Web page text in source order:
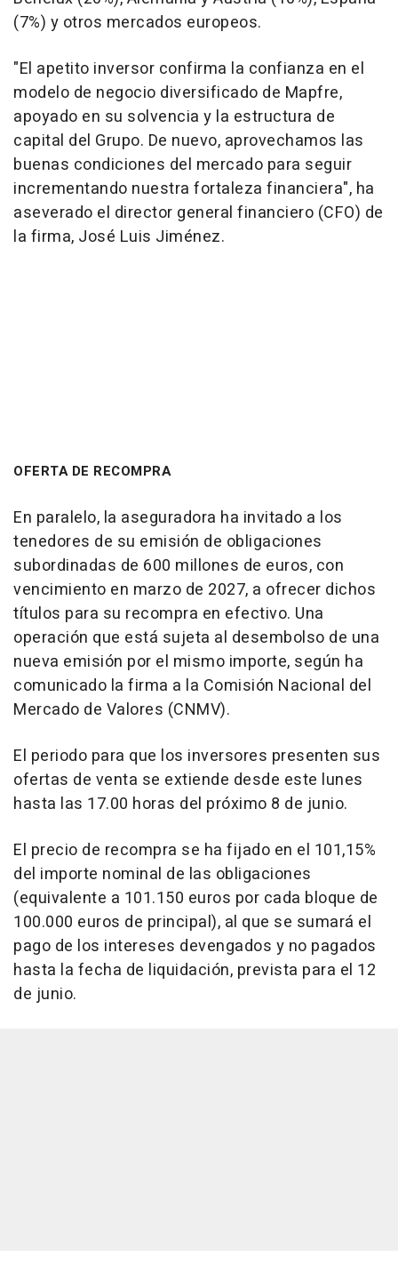
(7%) y otros mercados europeos.
"El apetito inversor confirma la confianza en el
modelo de negocio diversificado de Mapfre,
apoyado en su solvencia y la estructura de
capital del Grupo. De nuevo, aprovechamos las
buenas condiciones del mercado para seguir
incrementando nuestra fortaleza financiera", ha
aseverado el director general financiero (CFO) de
la firma, José Luis Jiménez.
OFERTA DE RECOMPRA
En paralelo, la aseguradora ha invitado a los
tenedores de su emisión de obligaciones
subordinadas de 600 millones de euros, con
vencimiento en marzo de 2027, a ofrecer dichos
títulos para su recompra en efectivo. Una
operación que está sujeta al desembolso de una
nueva emisión por el mismo importe, según ha
comunicado la firma a la Comisión Nacional del
Mercado de Valores (CNMV).
El periodo para que los inversores presenten sus
ofertas de venta se extiende desde este lunes
hasta las 17.00 horas del próximo 8 de junio.
El precio de recompra se ha fijado en el 101,15%
del importe nominal de las obligaciones
(equivalente a 101.150 euros por cada bloque de
100.000 euros de principal), al que se sumará el
pago de los intereses devengados y no pagados
hasta la fecha de liquidación, prevista para el 12
de junio.